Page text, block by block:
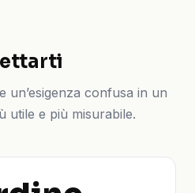
un’esigenza confusa in un
utile e più misurabile.